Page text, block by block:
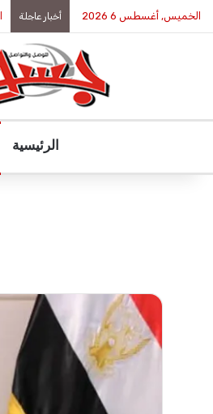
الخميس, أغسطس 6 2026 أخبار عاجلة
الرئيسية